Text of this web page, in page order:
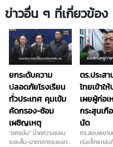
ข่าวอื่น ๆ ที่เกี่ยวข้อง
ยกระดับความ
ปลอดภัยโรงเรียน
ทั่วประเทศ คุมเข้ม
คัดกรอง-ซ้อม
เผชิญเหตุ
“ยศชนัน” นำถกวางแผน
ระยะสั้น-มาตรการระยะยาว
ตร.ประส
ไทยเข้าใ
เผยผู้ก่อ
กระสุนเกื
นัด
ตร.สอบพยา
เร่งเช็กแหล่